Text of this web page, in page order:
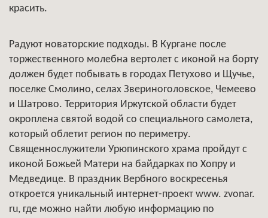
красить.
Радуют новаторские подходы. В Кургане после
торжественного молебна вертолет с иконой на борту
должен будет побывать в городах Петухово и Щучье,
поселке Смолино, селах Звериноголовское, Чемеево
и Шатрово. Территория Иркутской области будет
окроплена святой водой со специального самолета,
который облетит регион по периметру.
Священнослужители Урюпинского храма пройдут с
иконой Божьей Матери на байдарках по Хопру и
Медведице. В праздник Вербного воскресенья
откроется уникальный интернет-проект www. zvonar.
ru, где можно найти любую информацию по